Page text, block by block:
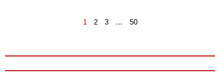
1 2 3 … 50